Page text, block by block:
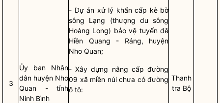
3
Ủy ban Nhân
dân huyện Nho
Quan - tỉnh
Ninh Bình
- Dự án xử lý khẩn cấp kè bờ
sông Lạng (thượng du sông
Hoàng Long) bảo vệ tuyến đê
Hiền Quang - Ráng, huyện
Nho Quan;
- Xây dựng nâng cấp đường
09 xã miền núi chưa có đường
ô tô:
Thanh
tra Bộ